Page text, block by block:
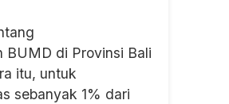
BUMD di Provinsi Bali
itu, untuk
sebanyak 1% dari